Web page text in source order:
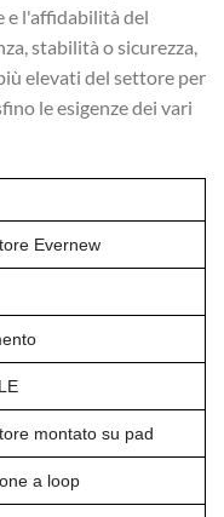
e l'affidabilità del
stabilità o sicurezza,
elevati del settore per
le esigenze dei vari
Evernew
montato su pad
a loop